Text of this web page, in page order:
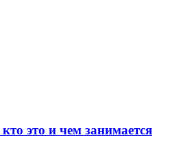
это и чем занимается